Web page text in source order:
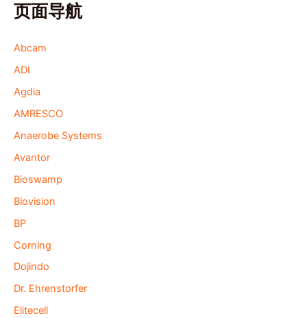
页面导航
Abcam
ADI
Agdia
AMRESCO
Anaerobe Systems
Avantor
Bioswamp
Biovision
BP
Corning
Dojindo
Dr. Ehrenstorfer
Elitecell